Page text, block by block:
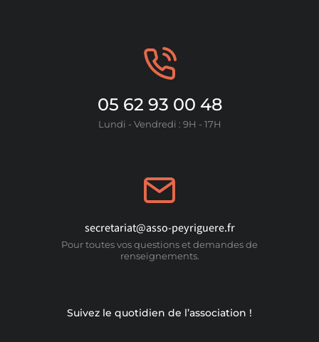
05 62 93 00 48
Lundi - Vendredi : 9H - 17H
secretariat@asso-peyriguere.fr
Pour toutes vos questions et demandes de
renseignements.
Suivez le quotidien de l’association !